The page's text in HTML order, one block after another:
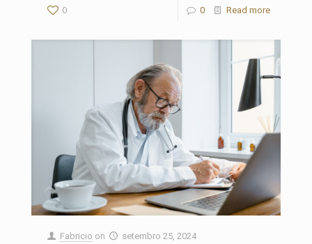
0 0 Read more
Fabricio on setembro 25, 2024